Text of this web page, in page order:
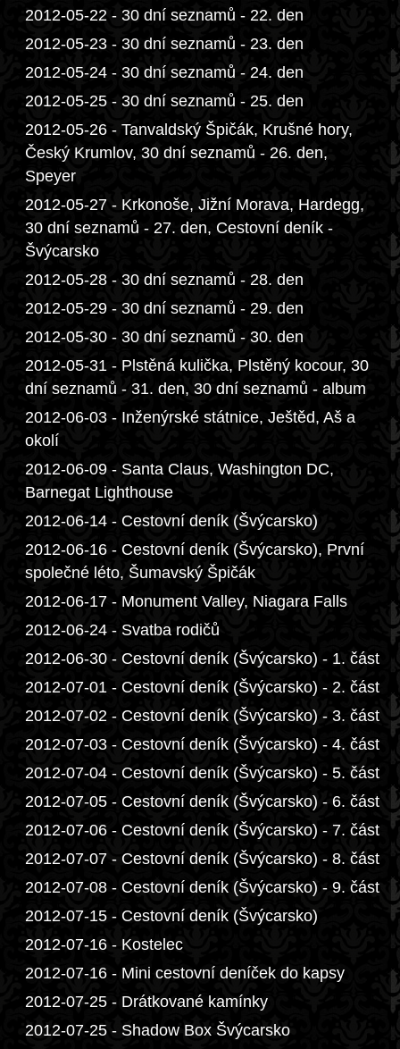
2012-05-22 - 30 dní seznamů - 22. den
2012-05-23 - 30 dní seznamů - 23. den
2012-05-24 - 30 dní seznamů - 24. den
2012-05-25 - 30 dní seznamů - 25. den
2012-05-26 - Tanvaldský Špičák, Krušné hory,
Český Krumlov, 30 dní seznamů - 26. den,
Speyer
2012-05-27 - Krkonoše, Jižní Morava, Hardegg,
30 dní seznamů - 27. den, Cestovní deník -
Švýcarsko
2012-05-28 - 30 dní seznamů - 28. den
2012-05-29 - 30 dní seznamů - 29. den
2012-05-30 - 30 dní seznamů - 30. den
2012-05-31 - Plstěná kulička, Plstěný kocour, 30
dní seznamů - 31. den, 30 dní seznamů - album
2012-06-03 - Inženýrské státnice, Ještěd, Aš a
okolí
2012-06-09 - Santa Claus, Washington DC,
Barnegat Lighthouse
2012-06-14 - Cestovní deník (Švýcarsko)
2012-06-16 - Cestovní deník (Švýcarsko), První
společné léto, Šumavský Špičák
2012-06-17 - Monument Valley, Niagara Falls
2012-06-24 - Svatba rodičů
2012-06-30 - Cestovní deník (Švýcarsko) - 1. část
2012-07-01 - Cestovní deník (Švýcarsko) - 2. část
2012-07-02 - Cestovní deník (Švýcarsko) - 3. část
2012-07-03 - Cestovní deník (Švýcarsko) - 4. část
2012-07-04 - Cestovní deník (Švýcarsko) - 5. část
2012-07-05 - Cestovní deník (Švýcarsko) - 6. část
2012-07-06 - Cestovní deník (Švýcarsko) - 7. část
2012-07-07 - Cestovní deník (Švýcarsko) - 8. část
2012-07-08 - Cestovní deník (Švýcarsko) - 9. část
2012-07-15 - Cestovní deník (Švýcarsko)
2012-07-16 - Kostelec
2012-07-16 - Mini cestovní deníček do kapsy
2012-07-25 - Drátkované kamínky
2012-07-25 - Shadow Box Švýcarsko